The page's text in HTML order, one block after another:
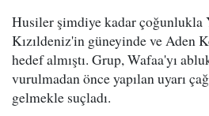
Husiler şimdiye kadar çoğunlukla
Kızıldeniz'in güneyinde ve Aden
hedef almıştı. Grup, Wafaa'yı
vurulmadan önce yapılan uyarı
gelmekle suçladı.